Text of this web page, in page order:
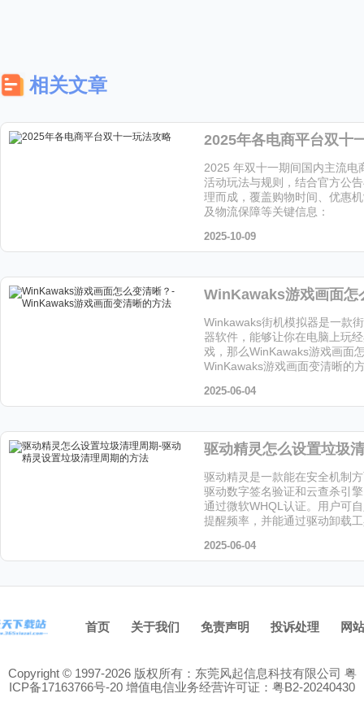
相关文章
2025年各电商平台双十
2025 年双十一期间国内主流电
活动玩法与规则，结合官方公
理而成，覆盖购物时间、优惠
及物流保障等关键信息：
2025-10-09
Winkawaks街机模拟器是一款
器软件，能够让你在电脑上玩
戏，那么WinKawaks游戏画面
WinKawaks游戏画面变清晰的
2025-06-04
驱动精灵是一款能在安全机制
驱动数字签名验证和云查杀引
通过微软WHQL认证。用户可
提醒频率，并能通过驱动卸载
站下载吧！
2025-06-04
首页 关于我们 免责声明 投诉处理 网
Copyright © 1997-2026 版权所有：东莞风起信息科技有限公司 粤
ICP备17163766号-20 增值电信业务经营许可证：粤B2-20240430